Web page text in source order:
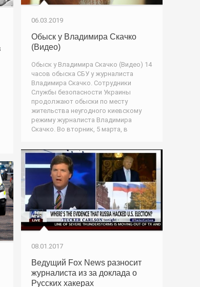
06.03.2019
Обыск у Владимира Скачко
(Видео)
Обыск у Владимира Скачко (Видео) 14
часов обыска СБУ у журналиста
Владимира Скачко. Сотрудники
Службы безопасности Украины
продолжают обыски по месту
жительства неугодного киевскому
режиму журналиста Владимира
Скачко. Во вторник, 5 марта, в
08.01.2017
Ведущий Fox News разносит
журналиста из за доклада о
Русских хакерах